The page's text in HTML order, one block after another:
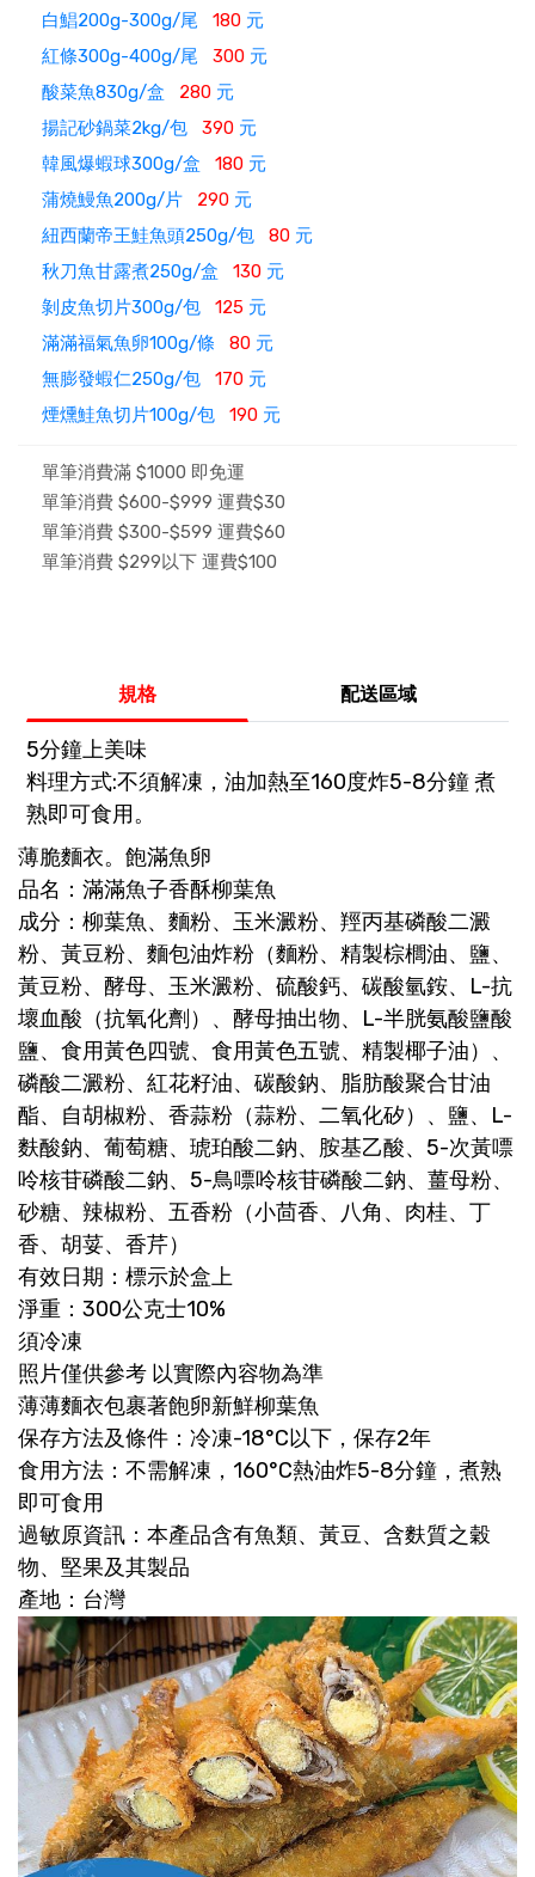
白鯧200g-300g/尾 180 元
紅條300g-400g/尾 300 元
酸菜魚830g/盒 280 元
揚記砂鍋菜2kg/包 390 元
韓風爆蝦球300g/盒 180 元
蒲燒鰻魚200g/片 290 元
紐西蘭帝王鮭魚頭250g/包 80 元
秋刀魚甘露煮250g/盒 130 元
剝皮魚切片300g/包 125 元
滿滿福氣魚卵100g/條 80 元
無膨發蝦仁250g/包 170 元
煙燻鮭魚切片100g/包 190 元
單筆消費滿 $1000 即免運
單筆消費 $600-$999 運費$30
單筆消費 $300-$599 運費$60
單筆消費 $299以下 運費$100
規格 配送區域
5分鐘上美味
料理方式:不須解凍，油加熱至160度炸5-8分鐘 煮
熟即可食用。
薄脆麵衣。飽滿魚卵
品名：滿滿魚子香酥柳葉魚
成分：柳葉魚、麵粉、玉米澱粉、羥丙基磷酸二澱
粉、黃豆粉、麵包油炸粉（麵粉、精製棕櫚油、鹽、
黃豆粉、酵母、玉米澱粉、硫酸鈣、碳酸氫銨、L-抗
壞血酸（抗氧化劑）、酵母抽出物、L-半胱氨酸鹽酸
鹽、食用黃色四號、食用黃色五號、精製椰子油）、
磷酸二澱粉、紅花籽油、碳酸鈉、脂肪酸聚合甘油
酯、自胡椒粉、香蒜粉（蒜粉、二氧化矽）、鹽、L-
麩酸鈉、葡萄糖、琥珀酸二鈉、胺基乙酸、5-次黃嘌
呤核苷磷酸二鈉、5-鳥嘌呤核苷磷酸二鈉、薑母粉、
砂糖、辣椒粉、五香粉（小茴香、八角、肉桂、丁
香、胡荽、香芹）
有效日期：標示於盒上
淨重：300公克士10%
須冷凍
照片僅供參考 以實際內容物為準
薄薄麵衣包裹著飽卵新鮮柳葉魚
保存方法及條件：冷凍-18°C以下，保存2年
食用方法：不需解凍，160°C熱油炸5-8分鐘，煮熟
即可食用
過敏原資訊：本產品含有魚類、黃豆、含麩質之穀
物、堅果及其製品
產地：台灣